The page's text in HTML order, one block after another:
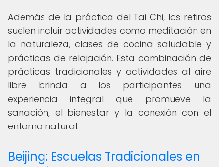
Además de la práctica del Tai Chi, los retiros
suelen incluir actividades como meditación en
la naturaleza, clases de cocina saludable y
prácticas de relajación. Esta combinación de
prácticas tradicionales y actividades al aire
libre brinda a los participantes una
experiencia integral que promueve la
sanación, el bienestar y la conexión con el
entorno natural.
Beijing: Escuelas Tradicionales en